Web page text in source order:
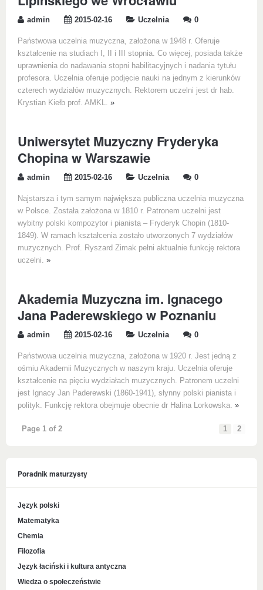
admin 2015-02-16 Uczelnia 0
Państwowa uczelnia muzyczna, założona w 1948 r. Oferuje
kształcenie na studiach I, II i III stopnia. Co więcej, posiada także
uprawnienia do nadawania stopni habilitacyjnych i nadania tytułu
profesora. Uczelnia oferuje podjęcie nauki na jednym z kierunków
czterech wydziałów muzycznych. Rektorem uczelni jest dr hab.
Krystian Kiełb prof. AMKL. »
Uniwersytet Muzyczny Fryderyka
Chopina w Warszawie
admin 2015-02-16 Uczelnia 0
Najstarsza i tym samym największa publiczna uczelnia muzyczna
w Polsce. Została założona w 1810 r. Patronem uczelni jest
wybitny polski kompozytor i pianista – Fryderyk Chopin (1810-
1849). W ramach kształcenia zostało utworzonych 7 wydziałów
muzycznych. Prof. Ryszard Zimak pełni aktualnie funkcję rektora
uczelni. »
Akademia Muzyczna im. Ignacego
Jana Paderewskiego w Poznaniu
admin 2015-02-16 Uczelnia 0
Państwowa uczelnia muzyczna, założona w 1920 r. Jest jedną z
ośmiu Akademii Muzycznych w naszym kraju. Uczelnia oferuje
kształcenie na pięciu wydziałach muzycznych. Patronem uczelni
jest Ignacy Jan Paderewski (1860-1941), słynny polski pianista i
polityk. Funkcję rektora obejmuje obecnie dr Halina Lorkowska. »
Page 1 of 2 1 2
Poradnik maturzysty
Język polski
Matematyka
Chemia
Filozofia
Język łaciński i kultura antyczna
Wiedza o społeczeństwie